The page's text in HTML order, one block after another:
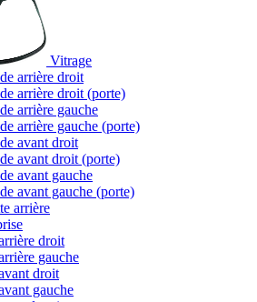
Vitrage
arrière droit
arrière droit (porte)
arrière gauche
arrière gauche (porte)
avant droit
avant droit (porte)
avant gauche
avant gauche (porte)
arrière
droit
gauche
droit
gauche